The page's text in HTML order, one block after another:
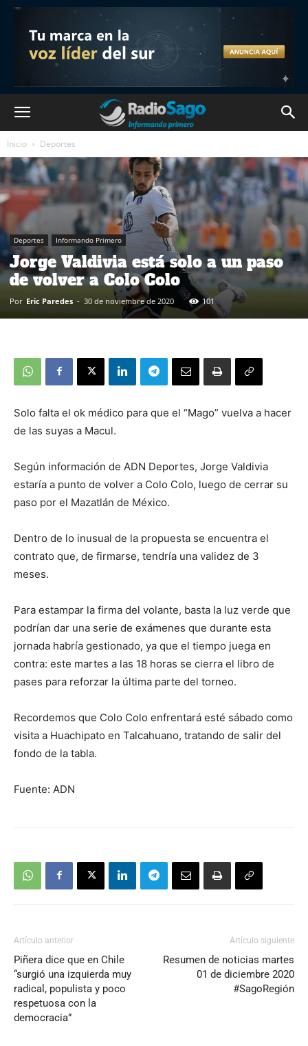
Inicio Deportes
Deportes Informando Primero
Jorge Valdivia está solo a un paso
de volver a Colo Colo
Por Eric Paredes - 30 de noviembre de 2020 101
Solo falta el ok médico para que el “Mago” vuelva a hacer
de las suyas a Macul.
Según información de ADN Deportes, Jorge Valdivia
estaría a punto de volver a Colo Colo, luego de cerrar su
paso por el Mazatlán de México.
Dentro de lo inusual de la propuesta se encuentra el
contrato que, de firmarse, tendría una validez de 3
meses.
Para estampar la firma del volante, basta la luz verde que
podrían dar una serie de exámenes que durante esta
jornada habría gestionado, ya que el tiempo juega en
contra: este martes a las 18 horas se cierra el libro de
pases para reforzar la última parte del torneo.
Recordemos que Colo Colo enfrentará esté sábado como
visita a Huachipato en Talcahuano, tratando de salir del
fondo de la tabla.
Fuente: ADN
Artículo anterior
Piñera dice que en Chile
“surgió una izquierda muy
radical, populista y poco
respetuosa con la
democracia”
Artículo siguiente
Resumen de noticias martes
01 de diciembre 2020
#SagoRegión